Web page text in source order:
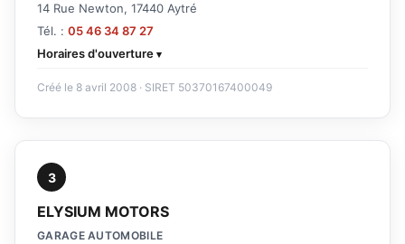
14 Rue Newton, 17440 Aytré
Tél. : 05 46 34 87 27
Horaires d'ouverture
Créé le 8 avril 2008 · SIRET 50370167400049
3
ELYSIUM MOTORS
GARAGE AUTOMOBILE